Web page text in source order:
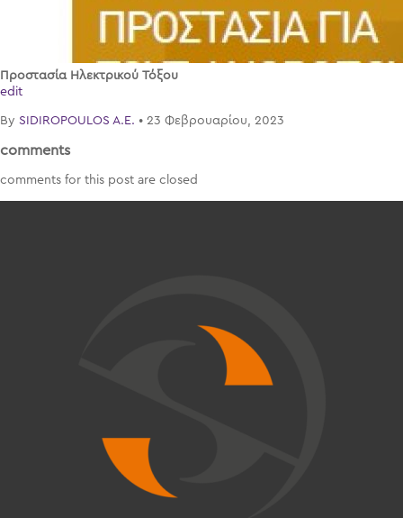
Προστασία Ηλεκτρικού Τόξου
edit
By SIDIROPOULOS A.E. • 23 Φεβρουαρίου, 2023
comments
comments for this post are closed